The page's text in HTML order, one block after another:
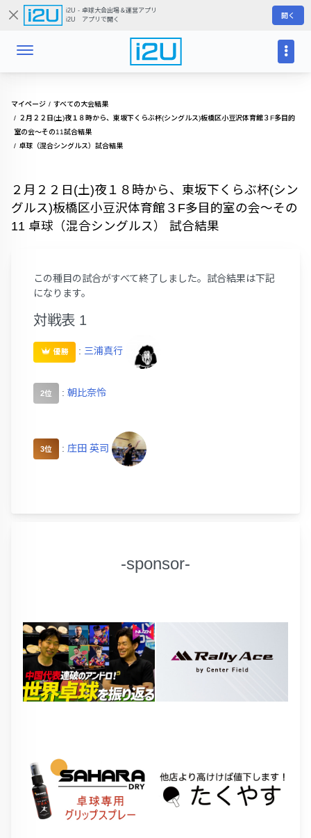
i2U - 卓球大会出場＆運営アプリ
i2U アプリで開く
開く
マイページ
すべての大会結果
２月２２日(土)夜１８時から、東坂下くらぶ杯(シングルス)板橋区小豆沢体育館３F多目的
室の会～その11試合結果
卓球（混合シングルス）試合結果
２月２２日(土)夜１８時から、東坂下くらぶ杯(シン
グルス)板橋区小豆沢体育館３F多目的室の会～その
11 卓球（混合シングルス） 試合結果
この種目の試合がすべて終了しました。試合結果は下記
になります。
対戦表 1
優勝 : 三浦真行
2位 : 朝比奈怜
3位 : 庄田 英司
-sponsor-